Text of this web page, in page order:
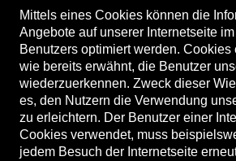
Mittels eines Cookies können die
Angebote auf unserer Internetseite
Benutzers optimiert werden. Cookies
wie bereits erwähnt, die Benutzer
wiederzuerkennen. Zweck dieser
es, den Nutzern die Verwendung
zu erleichtern. Der Benutzer einer
Cookies verwendet, muss
jedem Besuch der Internetseite